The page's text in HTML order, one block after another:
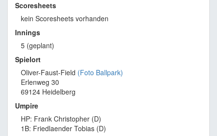
Scoresheets
kein Scoresheets vorhanden
Innings
5 (geplant)
Spielort
Oliver-Faust-Field (Foto Ballpark)
Erlenweg 30
69124 Heidelberg
Umpire
HP: Frank Christopher (D)
1B: Friedlaender Tobias (D)